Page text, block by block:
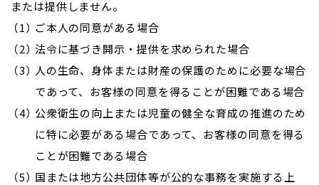
または提供しません。
ご本人の同意がある場合
法令に基づき開示・提供を求められた場合
人の生命、身体または財産の保護のために必要な場合
であって、お客様の同意を得ることが困難である場合
公衆衛生の向上または児童の健全な育成の推進のため
に特に必要がある場合であって、お客様の同意を得る
ことが困難である場合
国または地方公共団体等が公的な事務を実施する上